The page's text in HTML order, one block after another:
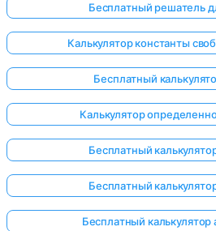
Бесплатный решатель
Калькулятор константы
Бесплатный
Калькулятор
Бесплатный
Бесплатный
Бесплатный калькулятор